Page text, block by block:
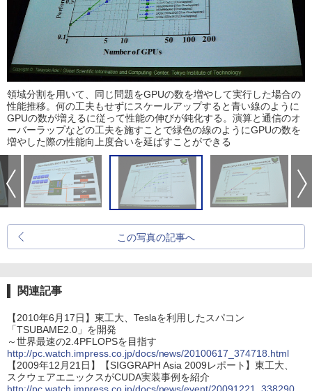
領域分割を用いて、同じ問題をGPUの数を増やして実行した場合の
性能推移。何の工夫もせずにスケールアップすると青い線のように
GPUの数が増えるに従って性能の伸びが鈍化する。演算と通信のオ
ーバーラップなどの工夫を施すことで緑色の線のようにGPUの数を
増やした際の性能向上度合いを延ばすことができる
この写真の記事へ
関連記事
【2010年6月17日】東工大、Teslaを利用したスパコン
「TSUBAME2.0」を開発
～世界最速の2.4PFLOPSを目指す
http://pc.watch.impress.co.jp/docs/news/20100617_374718.html
【2009年12月21日】【SIGGRAPH Asia 2009レポート】東工大、
スクウェアエニックスがCUDA実装事例を紹介